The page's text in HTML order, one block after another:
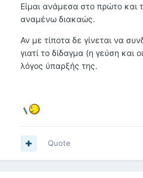
Είμαι ανάμεσα στο πρώτο και
αναμένω διακαώς.
Αν με τίποτα δε γίνεται να
γιατί το δίδαγμα (η γεύση και
λόγος ύπαρξής της.
Quote